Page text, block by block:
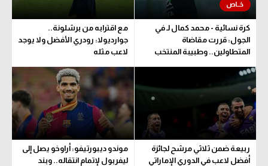
كرة نسائية - محمد كمال لـ في
الجول: قررت مقاضاة
المتطاولين.. وطبيبة المنتخب
مع اقترابه من برشلونة..
جوارديولا: رودري الأفضل ولا يوجد
لاعب مثله
ربيعة ضمن ثلاثي مرشح لجائزة
أفضل لاعب في الدوري الإماراتي
موندو ديبورتيفو: أراوخو يصل إلى
ليفربول لإتمام انتقاله.. وبند